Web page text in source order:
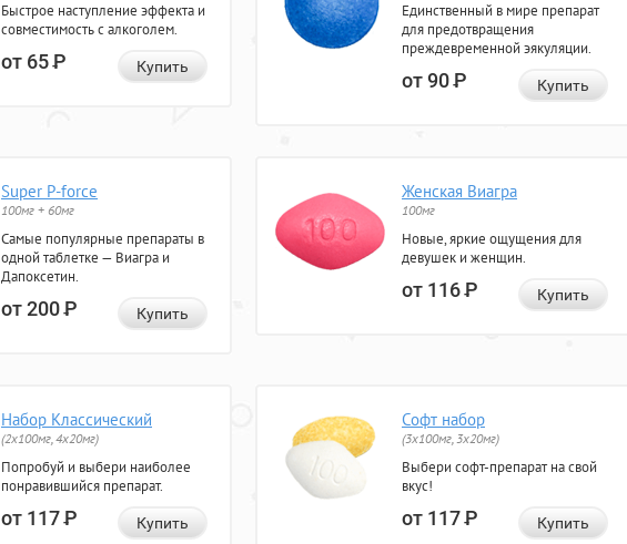
Быстрое наступление эффекта и
совместимость с алкоголем.
от 65Р Купить
Единственный в мире препарат
для предотвращения
преждевременной эякуляции.
от 90Р Купить
Super P-force
100мг + 60мг
Самые популярные препараты в
одной таблетке — Виагра и
Дапоксетин.
от 200Р Купить
Женская Виагра
100мг
Новые, яркие ощущения для
девушек и женщин.
от 116Р Купить
Набор Классический
(2x100мг, 4x20мг)
Попробуй и выбери наиболее
понравившийся препарат.
от 117Р Купить
Софт набор
(3x100мг, 3x20мг)
Выбери софт-препарат на свой
вкус!
от 117Р Купить